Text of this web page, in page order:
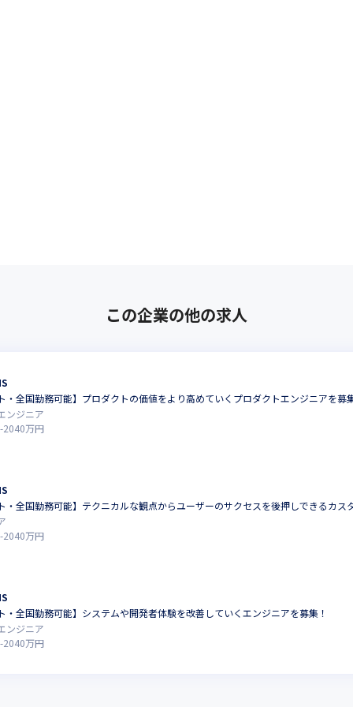
この企業の他の求人
・全国勤務可能】プロダクトの価値をより高めていくプロダクトエンジニアを募
ンジニア
-2040万円
・全国勤務可能】テクニカルな観点からユーザーのサクセスを後押しできるカス
-2040万円
・全国勤務可能】システムや開発者体験を改善していくエンジニアを募集！
ンジニア
-2040万円